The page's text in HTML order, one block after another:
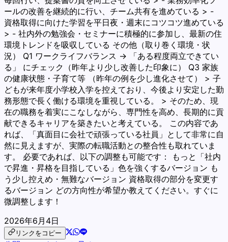
ールの改善を継続的に行い、チーム共有を進めている > -
資格取得に向けた学習を平日夜・週末にコツコツ進めている
> - 社内外の勉強会・セミナーに積極的に参加し、最新の住
環境トレンドを吸収している その他（取り巻く環境・状
況） Q1 ワークライフバランス → 「ある程度両立できてい
る」 にチェック（昨年より少し改善した印象に） Q3 家族
の健康状態・子育て等 （昨年の例を少し進化させて） > 子
どもが来年度小学校入学を控えており、今後より安定した勤
務形態で長く働ける環境を重視している。 > そのため、現
在の職務を着実にこなしながら、専門性を高め、長期的に貢
献できるキャリアを築きたいと考えている。 この内容であ
れば、「真面目に会社で頑張っている社員」として非常に自
然に見えますが、実際の転職活動との整合性も取れていま
す。 必要であれば、以下の調整も可能です： もっと「社内
で昇進・昇格を目指している」色を強くするバージョン も
う少し控えめ・無難なバージョン 資格取得の部分を変更す
るバージョン どの方向性が希望か教えてください。すぐに
微調整します！
2026年6月4日
リンクをコピー